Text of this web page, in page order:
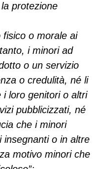
protezione
fisico o morale ai
i minori ad
o un servizio
o credulità, né li
i loro genitori o altri
pubblicizzati, né
che i minori
insegnanti o in altre
motivo minori che